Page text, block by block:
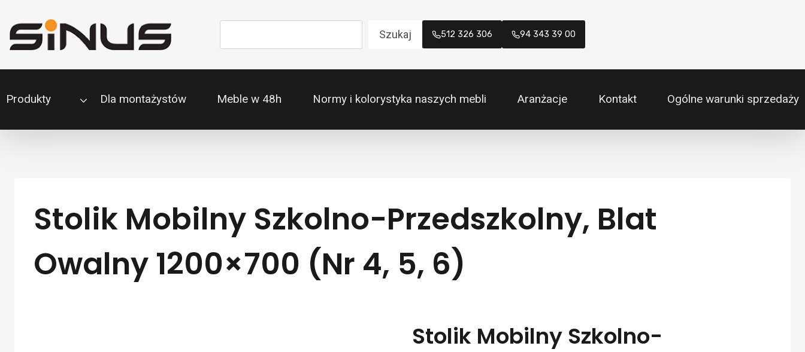
do
treści
Szukaj 512 326 306 94 343 39 00
Produkty Dla montażystów Meble w 48h Normy i kolorystyka naszych mebli Aranżacje Kontakt Ogólne warunki sprzedaży
Stolik Mobilny Szkolno-Przedszkolny, Blat
Owalny 1200×700 (Nr 4, 5, 6)
Stolik Mobilny Szkolno-